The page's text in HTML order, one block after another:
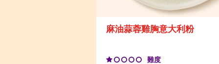
麻油蒜蓉雞胸意大利粉
難度